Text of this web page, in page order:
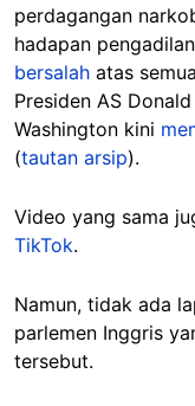
perdagangan
hadapan
bersalah atas
Presiden AS
Washington kini
(tautan arsip).
Video yang sama
TikTok.
Namun, tidak ada
parlemen Inggris
tersebut.